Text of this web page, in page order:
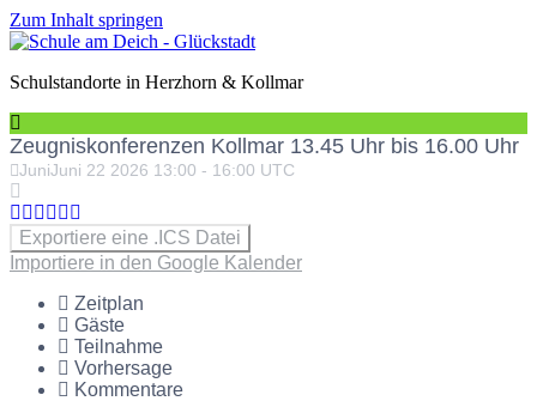
Zum Inhalt springen
Schulstandorte in Herzhorn & Kollmar
Zeugniskonferenzen Kollmar 13.45 Uhr bis 16.00 Uhr
JuniJuni 22 2026 13:00 - 16:00 UTC
Exportiere eine .ICS Datei
Importiere in den Google Kalender
Zeitplan
Gäste
Teilnahme
Vorhersage
Kommentare